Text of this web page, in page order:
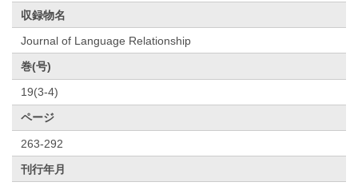
収録物名
Journal of Language Relationship
巻(号)
19(3-4)
ページ
263-292
刊行年月